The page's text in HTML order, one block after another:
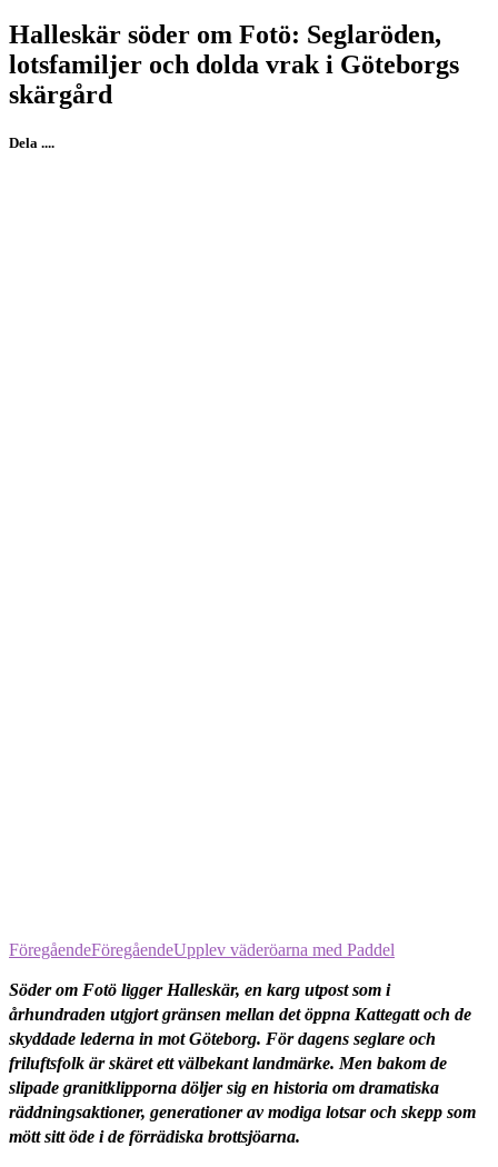
Halleskär söder om Fotö: Seglaröden,
lotsfamiljer och dolda vrak i Göteborgs
skärgård
Dela ....
FöregåendeFöregåendeUpplev väderöarna med Paddel
Söder om Fotö ligger Halleskär, en karg utpost som i
århundraden utgjort gränsen mellan det öppna Kattegatt och de
skyddade lederna in mot Göteborg. För dagens seglare och
friluftsfolk är skäret ett välbekant landmärke. Men bakom de
slipade granitklipporna döljer sig en historia om dramatiska
räddningsaktioner, generationer av modiga lotsar och skepp som
mött sitt öde i de förrädiska brottsjöarna.